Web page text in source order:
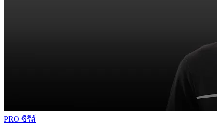
PRO ซีรีส์